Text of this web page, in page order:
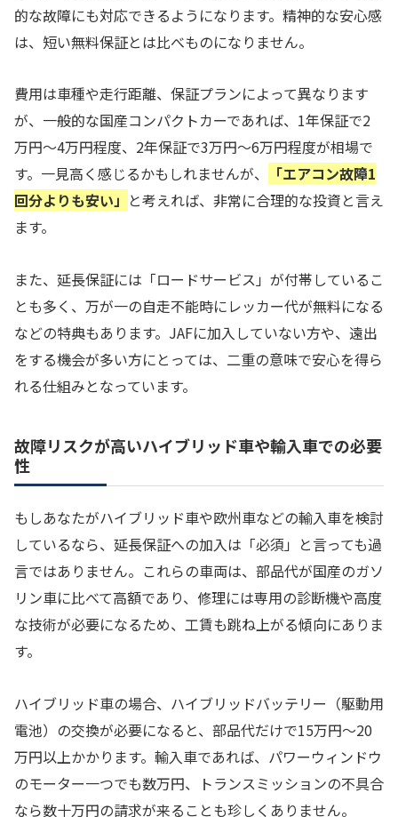
的な故障にも対応できるようになります。精神的な安心感
は、短い無料保証とは比べものになりません。
費用は車種や走行距離、保証プランによって異なります
が、一般的な国産コンパクトカーであれば、1年保証で2
万円〜4万円程度、2年保証で3万円〜6万円程度が相場で
す。一見高く感じるかもしれませんが、
「エアコン故障1
回分よりも安い」 と考えれば、非常に合理的な投資と言え
ます。
また、延長保証には「ロードサービス」が付帯しているこ
とも多く、万が一の自走不能時にレッカー代が無料になる
などの特典もあります。JAFに加入していない方や、遠出
をする機会が多い方にとっては、二重の意味で安心を得ら
れる仕組みとなっています。
故障リスクが高いハイブリッド車や輸入車での必要
性
もしあなたがハイブリッド車や欧州車などの輸入車を検討
しているなら、延長保証への加入は「必須」と言っても過
言ではありません。これらの車両は、部品代が国産のガソ
リン車に比べて高額であり、修理には専用の診断機や高度
な技術が必要になるため、工賃も跳ね上がる傾向にありま
す。
ハイブリッド車の場合、ハイブリッドバッテリー（駆動用
電池）の交換が必要になると、部品代だけで15万円〜20
万円以上かかります。輸入車であれば、パワーウィンドウ
のモーター一つでも数万円、トランスミッションの不具合
なら数十万円の請求が来ることも珍しくありません。